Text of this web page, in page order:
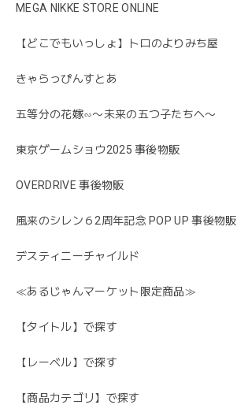
MEGA NIKKE STORE ONLINE
【どこでもいっしょ】トロのよりみち屋
きゃらっぴんすとあ
五等分の花嫁∽〜未来の五つ子たちへ〜
東京ゲームショウ2025 事後物販
OVERDRIVE 事後物販
風来のシレン６2周年記念 POP UP 事後物販
デスティニーチャイルド
≪あるじゃんマーケット限定商品≫
【タイトル】で探す
【レーベル】で探す
【商品カテゴリ】で探す